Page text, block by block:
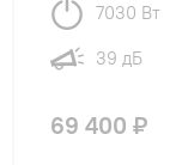
7030 Вт
39 дБ
69 400 ₽